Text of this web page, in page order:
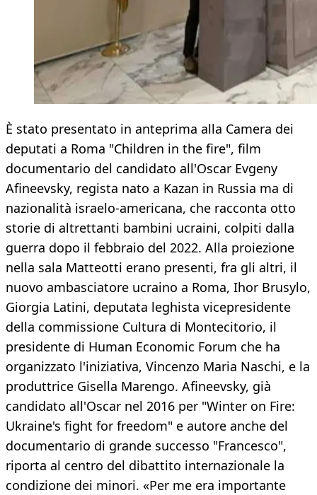
È stato presentato in anteprima alla Camera dei
deputati a Roma "Children in the fire", film
documentario del candidato all'Oscar Evgeny
Afineevsky, regista nato a Kazan in Russia ma di
nazionalità israelo-americana, che racconta otto
storie di altrettanti bambini ucraini, colpiti dalla
guerra dopo il febbraio del 2022. Alla proiezione
nella sala Matteotti erano presenti, fra gli altri, il
nuovo ambasciatore ucraino a Roma, Ihor Brusylo,
Giorgia Latini, deputata leghista vicepresidente
della commissione Cultura di Montecitorio, il
presidente di Human Economic Forum che ha
organizzato l'iniziativa, Vincenzo Maria Naschi, e la
produttrice Gisella Marengo. Afineevsky, già
candidato all'Oscar nel 2016 per "Winter on Fire:
Ukraine's fight for freedom" e autore anche del
documentario di grande successo "Francesco",
riporta al centro del dibattito internazionale la
condizione dei minori. «Per me era importante